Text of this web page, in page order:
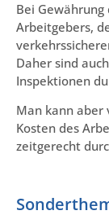
Bei
Arbeitgebers,
Daher sind
Inspektionen
Man kann
Kosten des
zeitgerecht